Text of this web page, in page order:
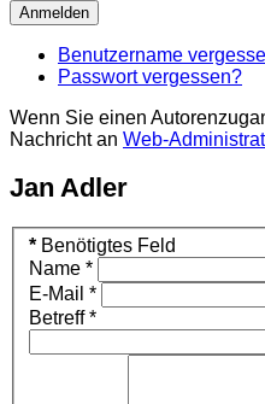
Anmelden
Benutzername
Passwort vergessen?
Wenn Sie einen
Nachricht an Web-
Jan Adler
* Benötigtes Feld
Name *
E-Mail *
Betreff*